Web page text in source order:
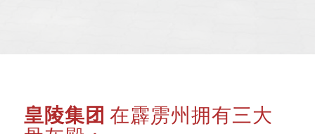
皇陵集团 在霹雳州拥有三大